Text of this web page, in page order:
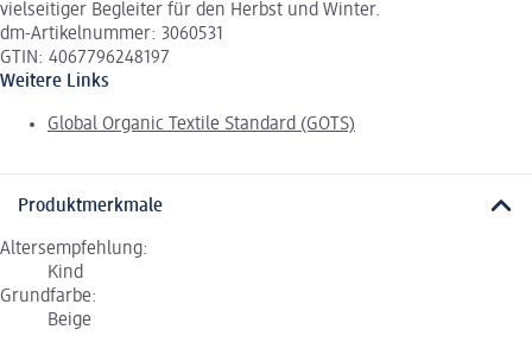
vielseitiger Begleiter für den Herbst und Winter.
dm-Artikelnummer: 3060531
GTIN: 4067796248197
Weitere Links
Global Organic Textile Standard (GOTS)
Produktmerkmale
Altersempfehlung:
Kind
Grundfarbe:
Beige